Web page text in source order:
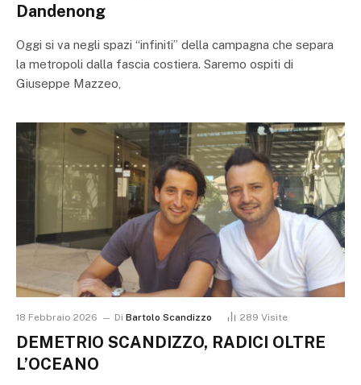
Dandenong
Oggi si va negli spazi “infiniti” della campagna che separa
la metropoli dalla fascia costiera. Saremo ospiti di
Giuseppe Mazzeo,
18 Febbraio 2026 Di Bartolo Scandizzo 289 Visite
DEMETRIO SCANDIZZO, RADICI OLTRE
L’OCEANO